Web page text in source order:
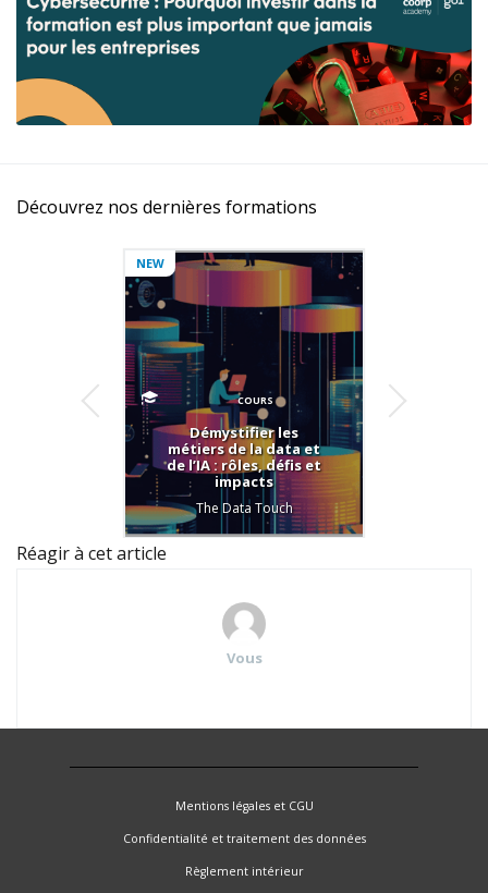
Découvrez nos dernières formations
NEW
COURS
Démystifier les
métiers de la data et
de l’IA : rôles, défis et
impacts
The Data Touch
Réagir à cet article
Vous
Mentions légales et CGU
Confidentialité et traitement des données
Règlement intérieur